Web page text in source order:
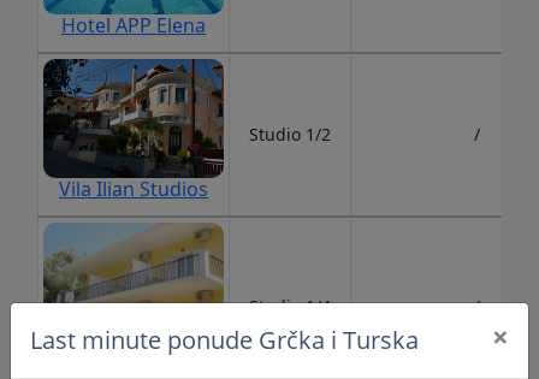
Last minute ponude Grčka i Turska ×